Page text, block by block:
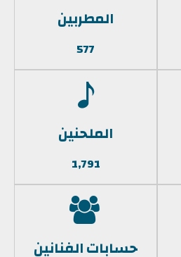
المطربين
577
الملحنين
1,791
حسابات الفنانين